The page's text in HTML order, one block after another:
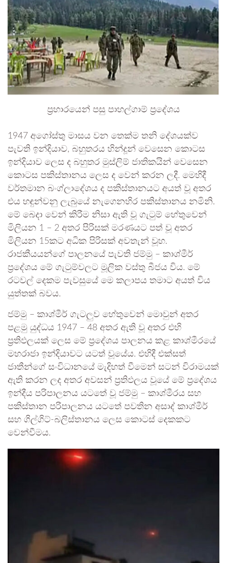
ප්‍රහාරයෙන් පසු පාහල්ගාම් ප්‍රදේශය
1947 අගෝස්තු මාසය වන තෙක්ම තනි දේශයක්ව
පැවති ඉන්දියාව, බහුතරය හින්දූන් වෙසෙන කොටස
ඉන්දියාව ලෙස ද බහුතර මුස්ලිම් ජාතිකයින් වෙසෙන
කොටස පකිස්තානය ලෙස ද වෙන් කරන ලදී. මෙහිදී
වර්තමාන බංග්ලාදේශය ද පකිස්තානයට අයත් වූ අතර
එය හඳුන්වනු ලැබුයේ නැගෙනහිර පකිස්තානය නමිනි.
මේ බෙදා වෙන් කිරීම නිසා ඇති වූ ගැටුම් හේතුවෙන්
මිලියන 1 – 2 අතර පිරිසක් මරණයට පත් වූ අතර
මිලියන 15කට අධික පිරිසක් අවතැන් වූහ.
රාජකීයයන්ගේ පාලනයේ පැවති ජම්මු – කාශ්මීර්
ප්‍රදේශය මේ ගැටුම්වලට මූලික වස්තු බීජය විය. මේ
රටවල් දෙකම පැවසුයේ මෙ කලාපය තමාට අයත් විය
යුත්තක් බවය.
ජම්මු – කාශ්මීර් ගැටලුව හේතුවෙන් මොවුන් අතර
පළමු යුද්ධය 1947 – 48 අතර ඇති වූ අතර එහි
ප්‍රතිඵලයක් ලෙස මේ ප්‍රදේශය පාලනය කළ කාශ්මීරයේ
මහරාජා ඉන්දියාවට යටත් වූයේය. එහිදී එක්සත්
ජාතීන්ගේ සංවිධානයේ මැදිහත් වීමෙන් සටන් විරාමයක්
ඇති කරන ලද අතර අවසන් ප්‍රතිඵලය වූයේ මේ ප්‍රදේශය
ඉන්දීය පරිපාලනය යටතේ වූ ජම්මු – කාශ්මීරය සහ
පකිස්තාන පරිපාලනය යටතේ පවතින අසාද් කාශ්මීර්
සහ ගිල්ගිට්-බලිස්තානය ලෙස කොටස් දෙකකට
වෙන්වීමය.